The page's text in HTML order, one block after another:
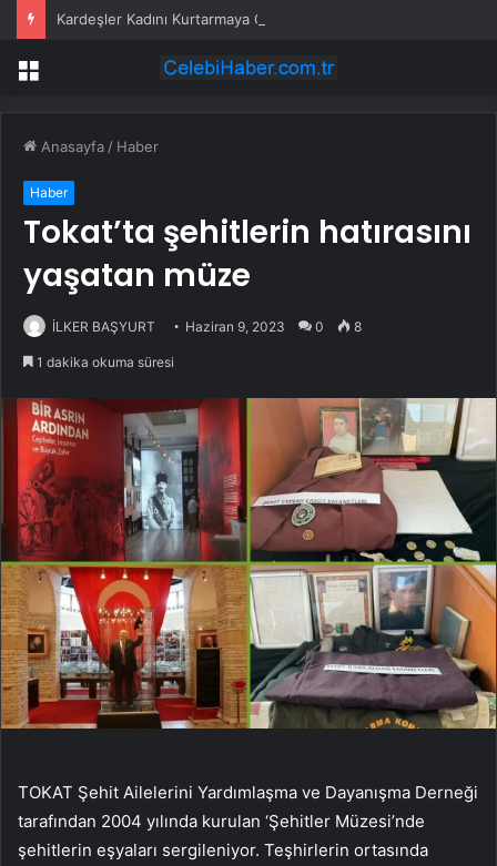
Kardeşler Kadını Kurtarmaya Çalışırken Bıçaklandı
Menü
Anasayfa / Haber
Haber
Tokat’ta şehitlerin hatırasını
yaşatan müze
İLKER BAŞYURT Haziran 9, 2023 0 8
1 dakika okuma süresi
TOKAT Şehit Ailelerini Yardımlaşma ve Dayanışma Derneği
tarafından 2004 yılında kurulan ‘Şehitler Müzesi’nde
şehitlerin eşyaları sergileniyor. Teşhirlerin ortasında